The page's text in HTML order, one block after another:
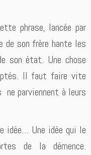
phrase, lancée par
son frère hante les
son état. Une chose
Il faut faire vite
parviennent à leurs
idée… Une idée qui le
de la démence.